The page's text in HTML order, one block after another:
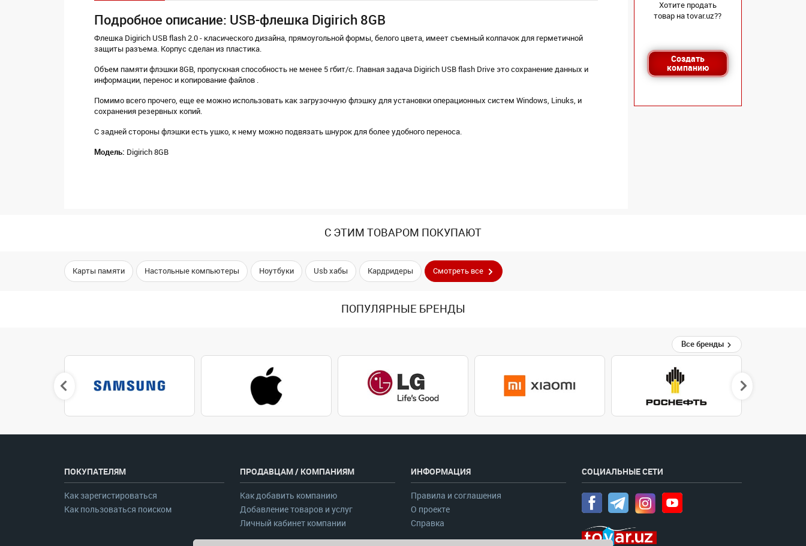
Подробное описание: USB-флешка Digirich 8GB
Флешка Digirich USB flash 2.0 - класического дизайна, прямоугольной формы, белого цвета, имеет съемный колпачок для герметичной
защиты разъема. Корпус сделан из пластика.
Объем памяти флэшки 8GB, пропускная способность не менее 5 гбит/с. Главная задача Digirich USB flash Drive это сохранение данных и
информации, перенос и копирование файлов .
Помимо всего прочего, еще ее можно использовать как загрузочную флэшку для установки операционных систем Windows, Linuks, и
сохранения резервных копий.
С задней стороны флэшки есть ушко, к нему можно подвязать шнурок для более удобного переноса.
Модель: Digirich 8GB
Хотите продать
товар на tovar.uz??
Создать
компанию
С ЭТИМ ТОВАРОМ ПОКУПАЮТ
Карты памяти Настольные компьютеры Ноутбуки Usb хабы Кардридеры Смотреть все
ПОПУЛЯРНЫЕ БРЕНДЫ
Все бренды
ПОКУПАТЕЛЯМ
Как зарегистироваться
Как пользоваться поиском
ПРОДАВЦАМ / КОМПАНИЯМ
Как добавить компанию
Добавление товаров и услуг
Личный кабинет компании
ИНФОРМАЦИЯ
Правила и соглашения
О проекте
Справка
СОЦИАЛЬНЫЕ СЕТИ